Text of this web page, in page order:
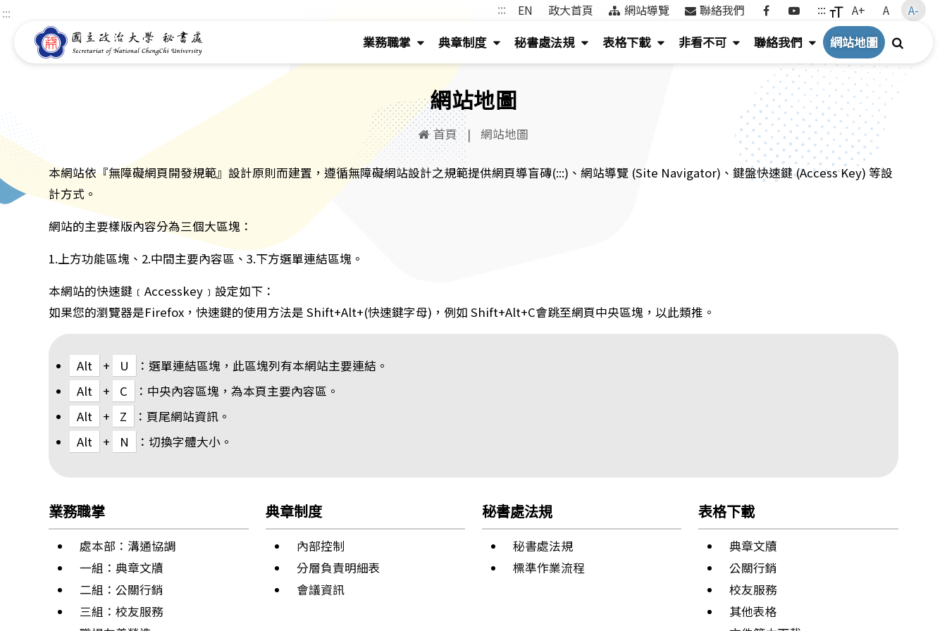
::: EN 政大首頁 網站導覽 聯絡我們 FacebookYoutube
::: A+ A A-
業務職掌(
按
盤
[下]，
向
下
典章制度(
按
盤
[下]，
下
秘書處法規(
按
下
表格下載 (按
鍵
展
非看不可(
按
[下]，
下
聯絡我們(
按
鍵
盤
[下]，
向
下
網站地圖
尋
:::
網站地圖
首頁 | 網站地圖
本網站依『無障礙網頁開發規範』設計原則而建置，遵循無障礙網站設計之規範提供網頁導盲磚(:::)、網站導覽 (Site Navigator)、鍵盤快速鍵 (Access Key) 等設
計方式。
網站的主要樣版內容分為三個大區塊：
1.上方功能區塊、2.中間主要內容區、3.下方選單連結區塊。
本網站的快速鍵﹝Accesskey﹞設定如下：
如果您的瀏覽器是Firefox，快速鍵的使用方法是 Shift+Alt+(快速鍵字母)，例如 Shift+Alt+C會跳至網頁中央區塊，以此類推。
Alt + U
：選單連結區塊，此區塊列有本網站主要連結。
Alt
+ C
：中央內容區塊，為本頁主要內容區。
Alt
+ Z
：頁尾網站資訊。
Alt
+ N ：切換字體大小。
業務職掌
處本部：溝通協調
一組：典章文牘
二組：公關行銷
三組：校友服務
典章制度
內部控制
分層負責明細表
會議資訊
秘書處法規
秘書處法規
標準作業流程
表格下載
典章文牘
公關行銷
校友服務
其他表格